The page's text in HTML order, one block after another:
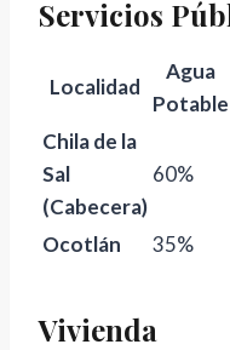
Servicios
Localidad
Agua
Potable
Chila de la
Sal
(Cabecera)
60%
Ocotlán 35%
Vivienda